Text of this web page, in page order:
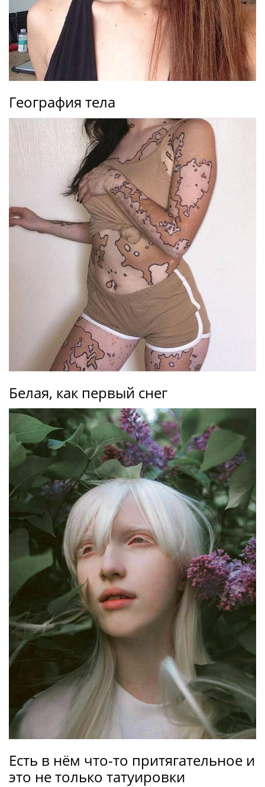
География тела
Белая, как первый снег
Есть в нём что-то притягательное и
это не только татуировки